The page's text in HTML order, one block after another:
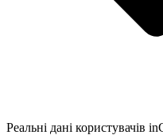
Реальні дані користувачів